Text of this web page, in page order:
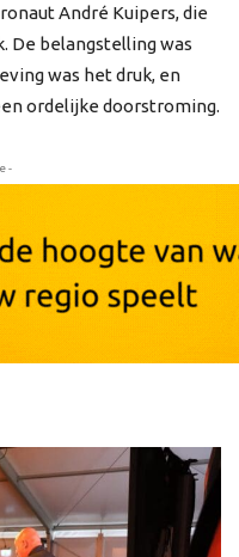
André Kuipers, die
De belangstelling was
was het druk, en
ordelijke doorstroming.
-